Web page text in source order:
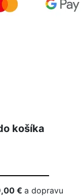
košíka
€a dopravu